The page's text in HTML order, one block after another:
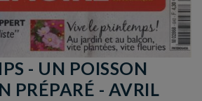
- UN POISSON
PRÉPARÉ - AVRIL